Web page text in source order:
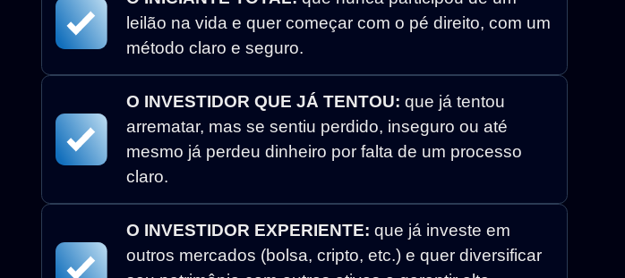
leilão na vida e quer começar com o pé direito, com um
método claro e seguro.
O INVESTIDOR QUE JÁ TENTOU: que já tentou
arrematar, mas se sentiu perdido, inseguro ou até
mesmo já perdeu dinheiro por falta de um processo
claro.
O INVESTIDOR EXPERIENTE: que já investe em
outros mercados (bolsa, cripto, etc.) e quer diversificar